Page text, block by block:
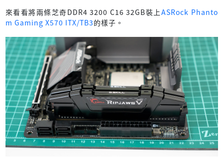
來看看將兩條芝奇DDR4 3200 C16 32GB裝上ASRock Phanto
m Gaming X570 ITX/TB3的樣子。